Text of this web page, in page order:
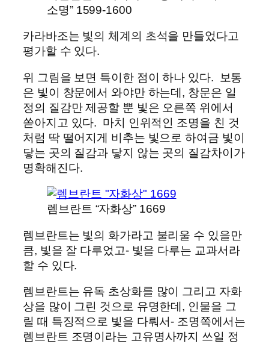
소명” 1599-1600
카라바조는 빛의 체계의 초석을 만들었다고
평가할 수 있다.
위 그림을 보면 특이한 점이 하나 있다. 보통
은 빛이 창문에서 와야만 하는데, 창문은 일
정의 질감만 제공할 뿐 빛은 오른쪽 위에서
쏟아지고 있다. 마치 인위적인 조명을 친 것
처럼 딱 떨어지게 비추는 빛으로 하여금 빛이
닿는 곳의 질감과 닿지 않는 곳의 질감차이가
명확해진다.
렘브란트 “자화상” 1669
렘브란트는 빛의 화가라고 불리울 수 있을만
큼, 빛을 잘 다루었고- 빛을 다루는 교과서라
할 수 있다.
렘브란트는 유독 초상화를 많이 그리고 자화
상을 많이 그린 것으로 유명한데, 인물을 그
릴 때 특징적으로 빛을 다뤄서- 조명쪽에서는
렘브란트 조명이라는 고유명사까지 쓰일 정